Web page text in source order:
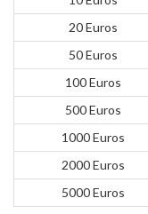
20 Euros
50 Euros
100 Euros
500 Euros
1000 Euros
2000 Euros
5000 Euros